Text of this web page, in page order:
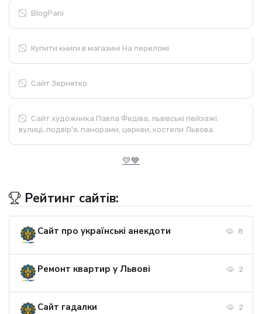
BlogPani
Купити книги в магазині На переломі
Сайт Зернятко
Сайт художника Павла Федіва, львівські пейзажі:
вулиці, подвір'я, панорами, церкви, костели Львова.
💛💙
Рейтинг сайтів:
Сайт про українські анекдоти 8
Ремонт квартир у Львові 2
Сайт гадалки 2